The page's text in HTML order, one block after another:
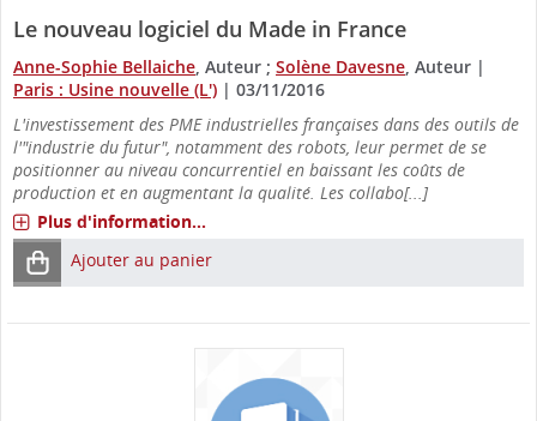
Le nouveau logiciel du Made in France
Anne-Sophie Bellaiche , Auteur ; Solène Davesne , Auteur |
Paris : Usine nouvelle (L') | 03/11/2016
L'investissement des PME industrielles françaises dans des outils de
l'"industrie du futur", notamment des robots, leur permet de se
positionner au niveau concurrentiel en baissant les coûts de
production et en augmentant la qualité. Les collabo[...]
Plus d'information...
Ajouter au panier